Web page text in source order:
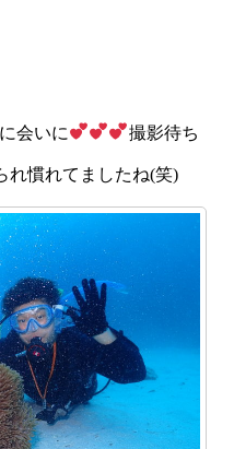
会いに 撮影待ち
れ慣れてましたね(笑)